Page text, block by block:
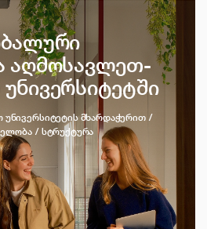
ჩვენ შესახებ
აკადემიური პროცესი
მიღება
Powered by ASU
საერთაშორისო
სიახლეები
აღმოსავლეთ-
უნივერსიტეტის მხარდაჭერით
სტრუქტურა